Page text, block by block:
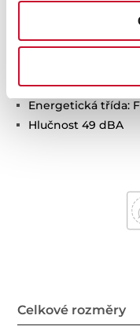
Intenzivní
Speciální funkce:
Bezpečnostní
Odložený start: 1-
Energetická třída: F
Hlučnost 49 dBA
Celkové rozměry